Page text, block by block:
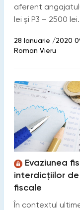
aferent
lei și P3 – 2500 lei.
28 Ianuarie /2020
Roman Vieru
Evaziunea
interdicțiilor
fiscale
În contextul